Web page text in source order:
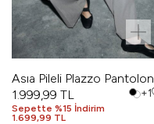
Asıa Pileli Plazzo Pantolon
Vizon
1.999,99 TL
Sepette %15 İndirim
1.699,99 TL
+1